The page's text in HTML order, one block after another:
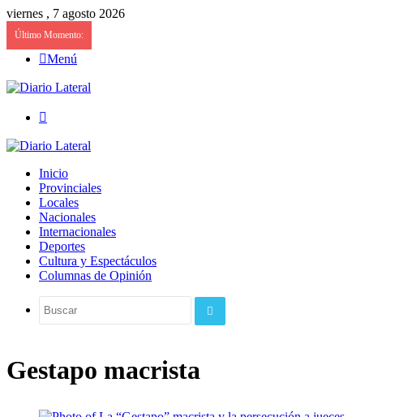
viernes , 7 agosto 2026
Último Momento:
Menú
Inicio
Provinciales
Locales
Nacionales
Internacionales
Deportes
Cultura y Espectáculos
Columnas de Opinión
Buscar
Gestapo macrista